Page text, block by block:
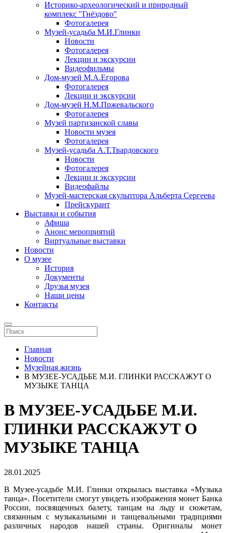
Историко-археологический и природный
комплекс "Гнёздово"
Фотогалерея
Музей-усадьба М.И.Глинки
Новости
Фотогалерея
Лекции и экскурсии
Видеофильмы
Дом-музей М.А.Егорова
Фотогалерея
Лекции и экскурсии
Дом-музей Н.М.Пржевальского
Фотогалерея
Музей партизанской славы
Новости музея
Фотогалерея
Музей-усадьба А.Т.Твардовского
Новости
Фотогалерея
Лекции и экскурсии
Видеофайлы
Музей-мастерская скульптора Альберта Сергеева
Прейскурант
Выставки и события
Афиша
Анонс мероприятий
Виртуальные выставки
Новости
О музее
История
Документы
Друзья музея
Наши цены
Контакты
Главная
Новости
Музейная жизнь
В МУЗЕЕ-УСАДЬБЕ М.И. ГЛИНКИ РАССКАЖУТ О
МУЗЫКЕ ТАНЦА
В МУЗЕЕ-УСАДЬБЕ М.И.
ГЛИНКИ РАССКАЖУТ О
МУЗЫКЕ ТАНЦА
28.01.2025
В Музее-усадьбе М.И. Глинки открылась выставка «Музыка
танца». Посетители смогут увидеть изображения монет Банка
России, посвященных балету, танцам на льду и сюжетам,
связанным с музыкальными и танцевальными традициями
различных народов нашей страны. Оригиналы монет